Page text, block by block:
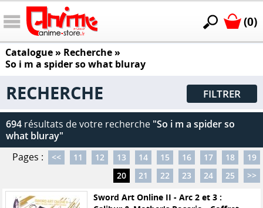
(0)
Catalogue» Recherche »
So i m a spider so what bluray
RECHERCHE FILTRER
694 résultats de votre recherche "So i m a spider so
what bluray"
Pages :
<< 11 12 13 14 15 16 17 18
19
20
21 22 23 24 25
>>
Sword Art Online II - Arc 2 et 3 :